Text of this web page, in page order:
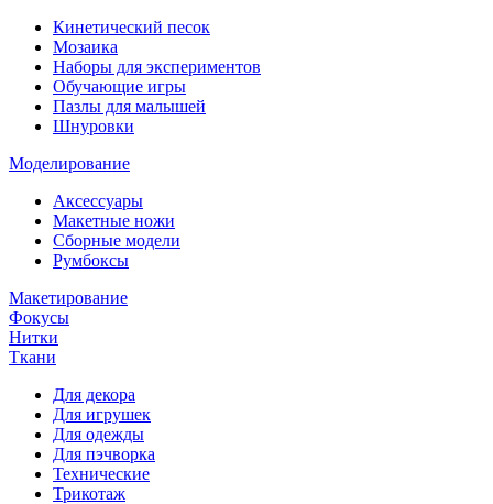
Кинетический песок
Мозаика
Наборы для экспериментов
Обучающие игры
Пазлы для малышей
Шнуровки
Моделирование
Аксессуары
Макетные ножи
Сборные модели
Румбоксы
Макетирование
Фокусы
Нитки
Ткани
Для декора
Для игрушек
Для одежды
Для пэчворка
Технические
Трикотаж